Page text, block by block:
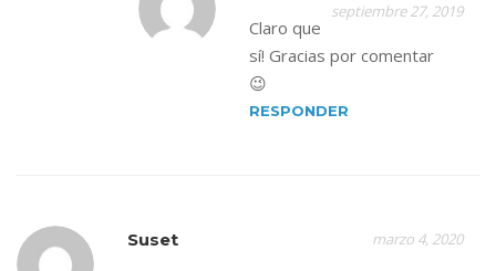
septiembre 27, 2019
Claro que
sí! Gracias por comentar
😉
RESPONDER
Suset marzo 4, 2020